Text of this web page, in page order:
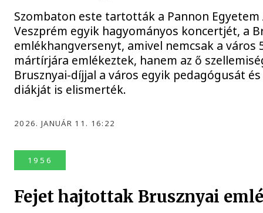
Szombaton este tartották a Pannon Egyetem
Veszprém egyik hagyományos koncertjét, a
emlékhangversenyt, amivel nemcsak a város
mártírjára emlékeztek, hanem az ő
Brusznyai-díjjal a város egyik pedagógusát
diákját is elismerték.
2026. JANUÁR 11. 16:22
1956
Fejet hajtottak Brusznyai